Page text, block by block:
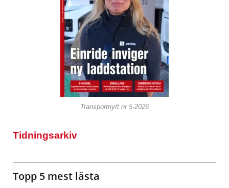
Transportnytt nr 5-2026
Tidningsarkiv
Topp 5 mest lästa